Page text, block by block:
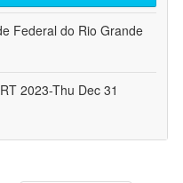
Federal do Rio Grande
2023-Thu Dec 31